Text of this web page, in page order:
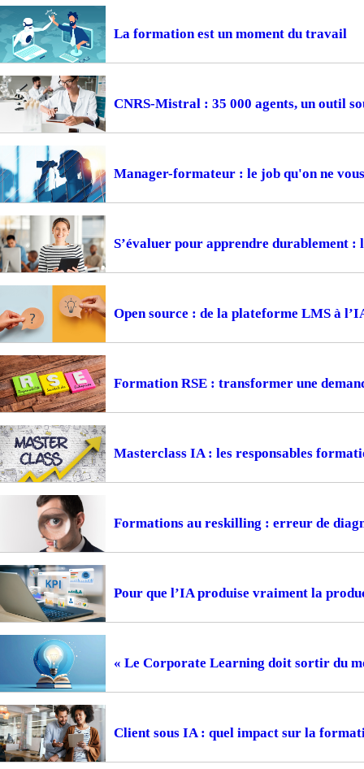
La formation est un moment du travail
CNRS-Mistral : 35 000 agents, un outil
Manager-formateur : le job qu'on ne
S’évaluer pour apprendre durablement :
Open source : de la plateforme LMS à
Formation RSE : transformer une
Masterclass IA : les responsables
Formations au reskilling : erreur de
Pour que l’IA produise vraiment la
« Le Corporate Learning doit sortir du
Client sous IA : quel impact sur la